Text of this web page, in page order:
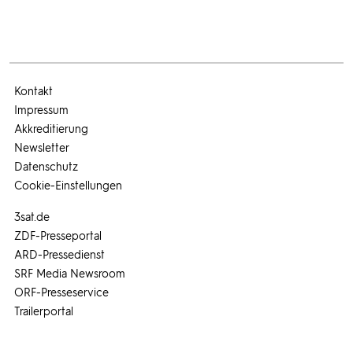
3sat.de
ZDF-Presseportal
ARD-Pressedienst
SRF Media Newsroom
ORF-Presseservice
Trailerportal
Kontakt
Impressum
Akkreditierung
Newsletter
Datenschutz
Cookie-Einstellungen